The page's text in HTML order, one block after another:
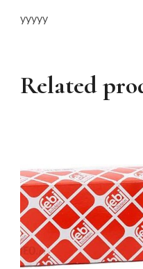
yyyyy
Related